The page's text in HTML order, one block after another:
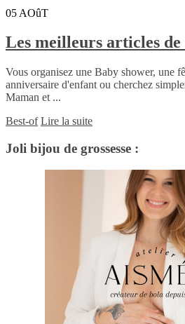
05 AOûT
Les meilleurs articles
Vous organisez une Baby shower, une
anniversaire d'enfant ou cherchez
Maman et ...
Best-of Lire la suite
Joli bijou de grossesse :